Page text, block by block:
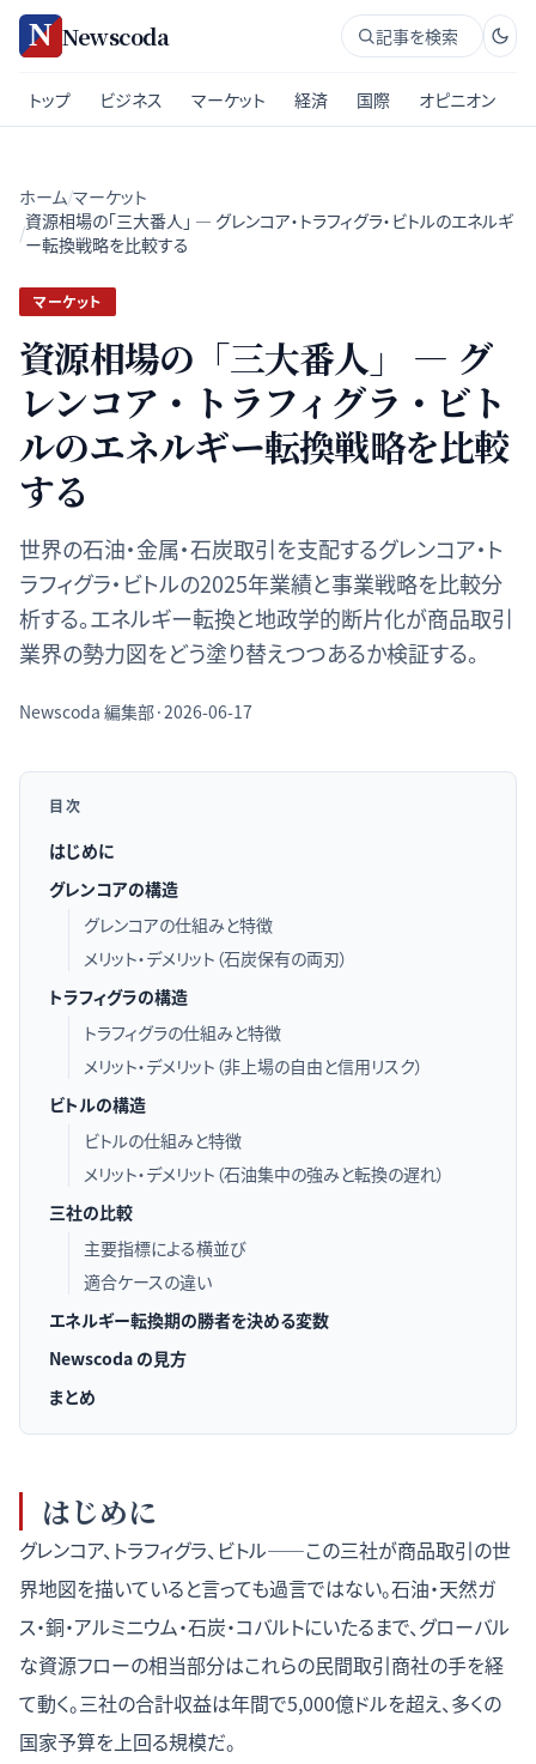
Newscoda 記事を検索
トップ ビジネス マーケット 経済 国際 オピニオン
ホーム/マーケット
/資源相場の「三大番人」 — グレンコア・トラフィグラ・ビトルのエネルギ
ー転換戦略を比較する
マーケット
資源相場の「三大番人」 — グ
レンコア・トラフィグラ・ビト
ルのエネルギー転換戦略を比較
する
世界の石油・金属・石炭取引を支配するグレンコア・ト
ラフィグラ・ビトルの2025年業績と事業戦略を比較分
析する。エネルギー転換と地政学的断片化が商品取引
業界の勢力図をどう塗り替えつつあるか検証する。
Newscoda 編集部·2026-06-17
目次
はじめに
グレンコアの構造
グレンコアの仕組みと特徴
メリット・デメリット（石炭保有の両刃）
トラフィグラの構造
トラフィグラの仕組みと特徴
メリット・デメリット（非上場の自由と信用リスク）
ビトルの構造
ビトルの仕組みと特徴
メリット・デメリット（石油集中の強みと転換の遅れ）
三社の比較
主要指標による横並び
適合ケースの違い
エネルギー転換期の勝者を決める変数
Newscoda の見方
まとめ
はじめに
グレンコア、トラフィグラ、ビトル——この三社が商品取引の世
界地図を描いていると言っても過言ではない。石油・天然ガ
ス・銅・アルミニウム・石炭・コバルトにいたるまで、グローバル
な資源フローの相当部分はこれらの民間取引商社の手を経
て動く。三社の合計収益は年間で5,000億ドルを超え、多くの
国家予算を上回る規模だ。